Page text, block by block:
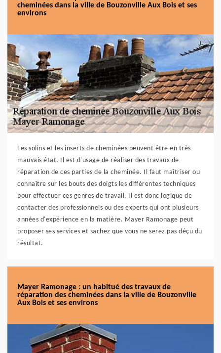
cheminées dans la ville de Bouzonville Aux Bois et ses
environs
Les solins et les inserts de cheminées peuvent être en très
mauvais état. Il est d'usage de réaliser des travaux de
réparation de ces parties de la cheminée. Il faut maîtriser ou
connaître sur les bouts des doigts les différentes techniques
pour effectuer ces genres de travail. Il est donc logique de
contacter des professionnels ou des experts qui ont plusieurs
années d'expérience en la matière. Mayer Ramonage peut
proposer ses services et sachez que vous ne serez pas déçu du
résultat.
Mayer Ramonage : un habitué des travaux de
réparation des cheminées dans la ville de Bouzonville
Aux Bois et ses environs